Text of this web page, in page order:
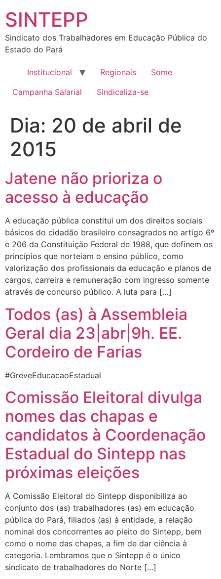
SINTEPP
Sindicato dos Trabalhadores em Educação Pública do
Estado do Pará
Institucional Regionais
Some
Campanha Salarial
Sindicaliza-se
Dia: 20 de abril de
2015
Jatene não prioriza o
acesso à educação
A educação pública constitui um dos direitos sociais
básicos do cidadão brasileiro consagrados no artigo 6º
e 206 da Constituição Federal de 1988, que definem os
princípios que norteiam o ensino público, como
valorização dos profissionais da educação e planos de
cargos, carreira e remuneração com ingresso somente
através de concurso público. A luta para […]
Todos (as) à Assembleia
Geral dia 23|abr|9h. EE.
Cordeiro de Farias
‪#‎GreveEducacaoEstadual‬
Comissão Eleitoral divulga
nomes das chapas e
candidatos à Coordenação
Estadual do Sintepp nas
próximas eleições
A Comissão Eleitoral do Sintepp disponibiliza ao
conjunto dos (as) trabalhadores (as) em educação
pública do Pará, filiados (as) à entidade, a relação
nominal dos concorrentes ao pleito do Sintepp, bem
como o nome das chapas, a fim de dar ciência à
categoria. Lembramos que o Sintepp é o único
sindicato de trabalhadores do Norte […]